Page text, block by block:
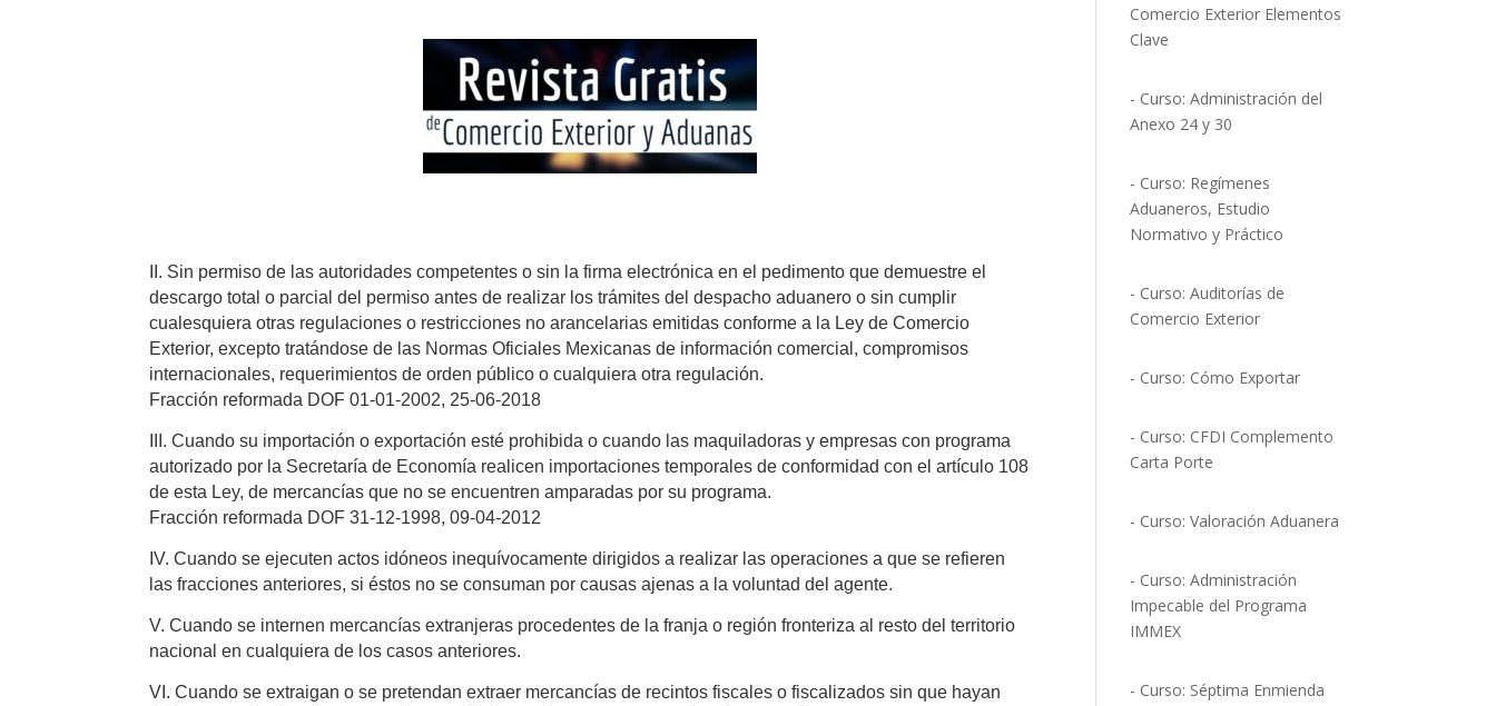
II. Sin permiso de las autoridades competentes o sin la firma electrónica en el pedimento que demuestre el
descargo total o parcial del permiso antes de realizar los trámites del despacho aduanero o sin cumplir
cualesquiera otras regulaciones o restricciones no arancelarias emitidas conforme a la Ley de Comercio
Exterior, excepto tratándose de las Normas Oficiales Mexicanas de información comercial, compromisos
internacionales, requerimientos de orden público o cualquiera otra regulación.
Fracción reformada DOF 01-01-2002, 25-06-2018
III. Cuando su importación o exportación esté prohibida o cuando las maquiladoras y empresas con programa
autorizado por la Secretaría de Economía realicen importaciones temporales de conformidad con el artículo 108
de esta Ley, de mercancías que no se encuentren amparadas por su programa.
Fracción reformada DOF 31-12-1998, 09-04-2012
IV. Cuando se ejecuten actos idóneos inequívocamente dirigidos a realizar las operaciones a que se refieren
las fracciones anteriores, si éstos no se consuman por causas ajenas a la voluntad del agente.
V. Cuando se internen mercancías extranjeras procedentes de la franja o región fronteriza al resto del territorio
nacional en cualquiera de los casos anteriores.
VI. Cuando se extraigan o se pretendan extraer mercancías de recintos fiscales o fiscalizados sin que hayan
Comercio Exterior Elementos
Clave
- Curso: Administración del
Anexo 24 y 30
- Curso: Regímenes
Aduaneros, Estudio
Normativo y Práctico
- Curso: Auditorías de
Comercio Exterior
- Curso: Cómo Exportar
- Curso: CFDI Complemento
Carta Porte
- Curso: Valoración Aduanera
- Curso: Administración
Impecable del Programa
IMMEX
- Curso: Séptima Enmienda